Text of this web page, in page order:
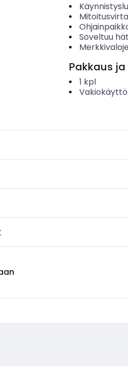
Soveltuu
Pakkaus
1 kpl